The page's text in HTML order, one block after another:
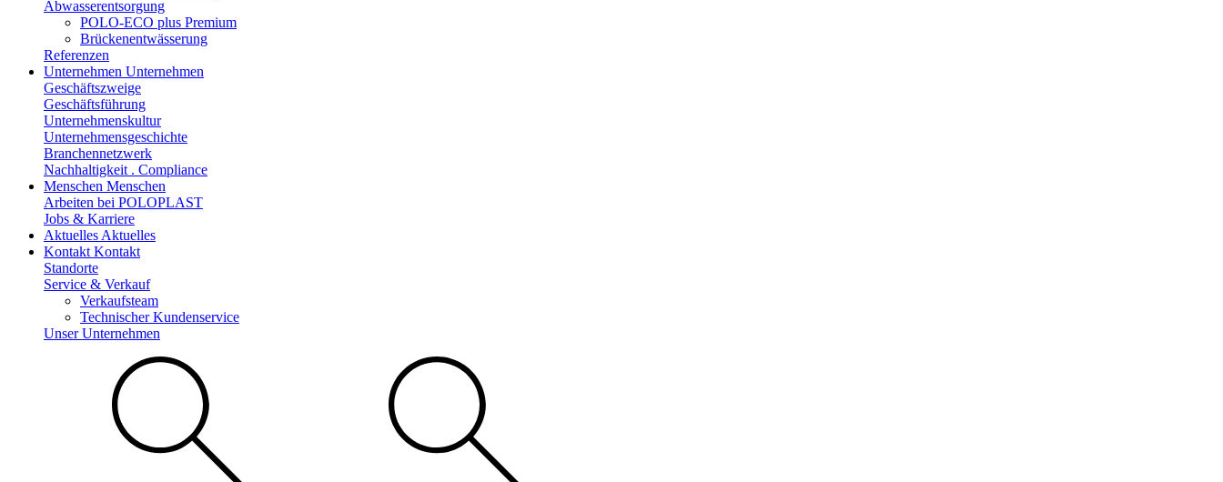
Abwasserentsorgung
POLO-ECO plus Premium
Brückenentwässerung
Referenzen
Unternehmen Unternehmen
Geschäftszweige
Geschäftsführung
Unternehmenskultur
Unternehmensgeschichte
Branchennetzwerk
Nachhaltigkeit . Compliance
Menschen Menschen
Arbeiten bei POLOPLAST
Jobs & Karriere
Aktuelles Aktuelles
Kontakt Kontakt
Standorte
Service & Verkauf
Verkaufsteam
Technischer Kundenservice
Unser Unternehmen